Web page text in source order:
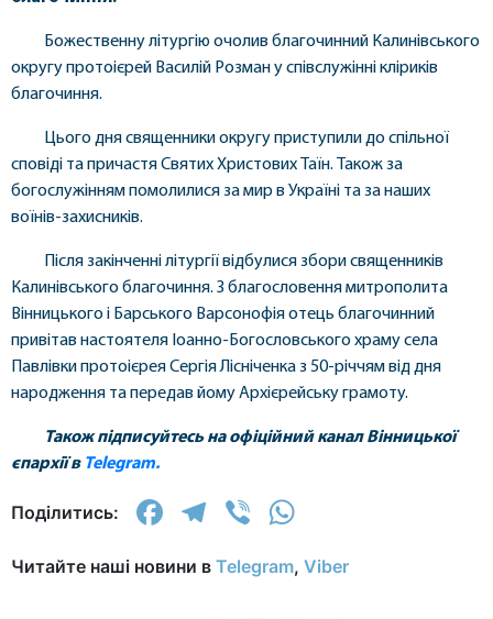
Божественну літургію очолив благочинний Калинівського
округу протоієрей Василій Розман у співслужінні кліриків
благочиння.
Цього дня священники округу приступили до спільної
сповіді та причастя Святих Христових Таїн. Також за
богослужінням помолилися за мир в Україні та за наших
воїнів-захисників.
Після закінченні літургії відбулися збори священників
Калинівського благочиння. З благословення митрополита
Вінницького і Барського Варсонофія отець благочинний
привітав настоятеля Іоанно-Богословського храму села
Павлівки протоієрея Сергія Лісніченка з 50-річчям від дня
народження та передав йому Архієрейську грамоту.
Також підписуйтесь на офіційний канал Вінницької
єпархії в Telegram.
Поділитись: Facebook
Telegram
Viber
Читайте наші новини в Telegram, Viber